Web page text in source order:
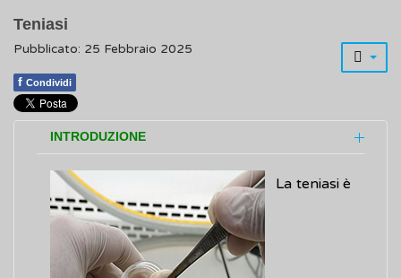
Teniasi
Pubblicato: 25 Febbraio 2025
f Condividi
INTRODUZIONE
La teniasi è